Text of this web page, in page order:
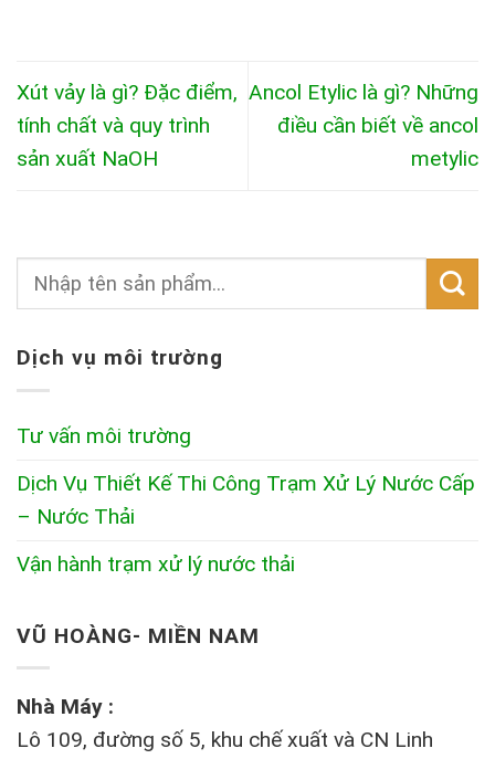
Xút vảy là gì? Đặc điểm,
tính chất và quy trình
sản xuất NaOH
Ancol Etylic là gì? Những
điều cần biết về ancol
metylic
Dịch vụ môi trường
Tư vấn môi trường
Dịch Vụ Thiết Kế Thi Công Trạm Xử Lý Nước Cấp
– Nước Thải
Vận hành trạm xử lý nước thải
VŨ HOÀNG- MIỀN NAM
Nhà Máy :
Lô 109, đường số 5, khu chế xuất và CN Linh